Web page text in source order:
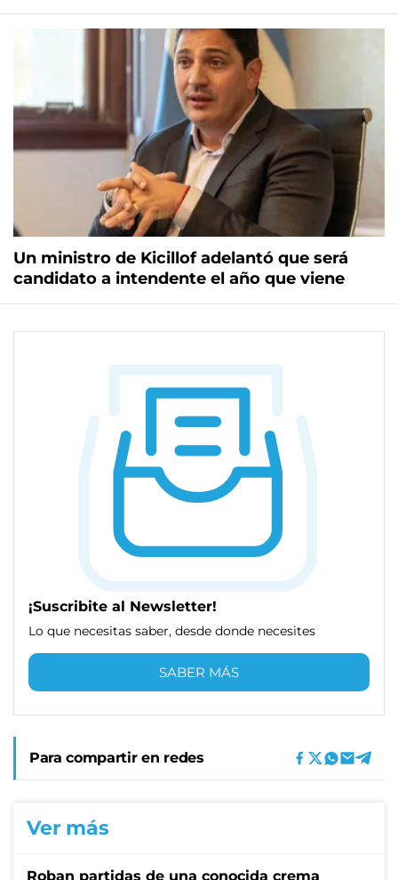
Un ministro de Kicillof adelantó que será
candidato a intendente el año que viene
¡Suscribite al Newsletter!
Lo que necesitas saber, desde donde necesites
SABER MÁS
Para compartir en redes
Ver más
Roban partidas de una conocida crema